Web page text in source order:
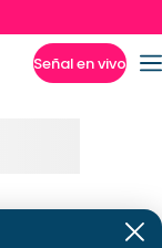
Señal en vivo